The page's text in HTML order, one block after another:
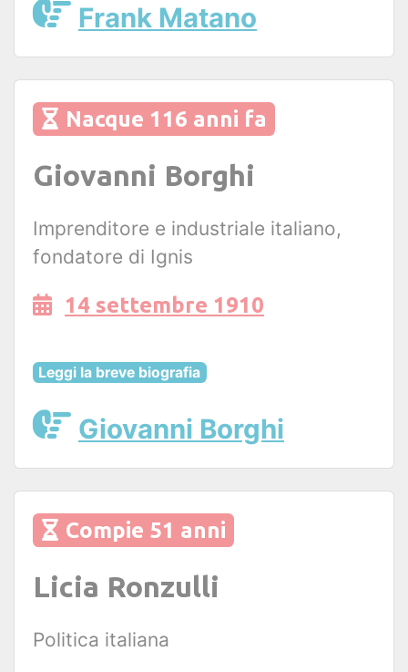
Frank Matano
Nacque 116 anni fa
Giovanni Borghi
Imprenditore e industriale italiano,
fondatore di Ignis
14 settembre 1910
Leggi la breve biografia
Giovanni Borghi
Compie 51 anni
Licia Ronzulli
Politica italiana